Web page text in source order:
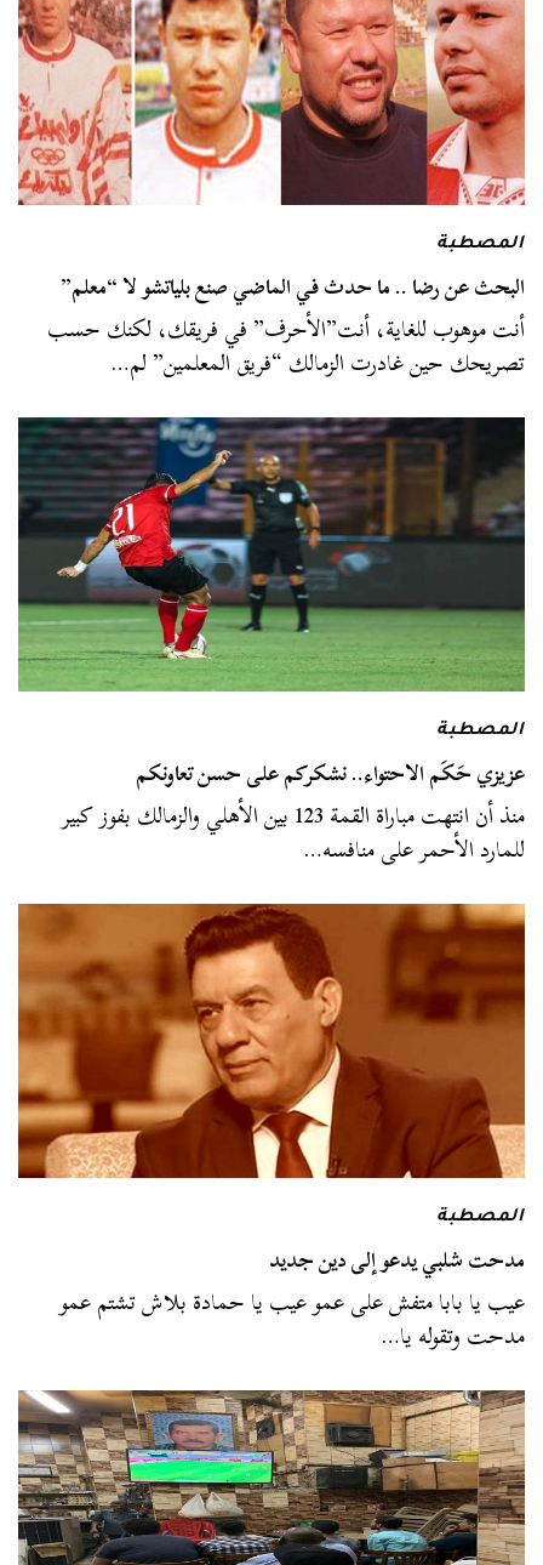
المصطبة
البحث عن رضا .. ما حدث في الماضي صنع بلياتشو لا “معلم”
أنت موهوب للغاية، أنت”الأحرف” في فريقك، لكنك حسب
تصريحك حين غادرت الزمالك “فريق المعلمين” لم…
المصطبة
عزيزي حَكَم الاحتواء.. نشكركم على حسن تعاونكم
منذ أن انتهت مباراة القمة 123 بين الأهلي والزمالك بفوز كبير
للمارد الأحمر على منافسه…
المصطبة
مدحت شلبي يدعو إلى دين جديد
عيب يا بابا متفش على عمو عيب يا حمادة بلاش تشتم عمو
مدحت وتقوله يا…